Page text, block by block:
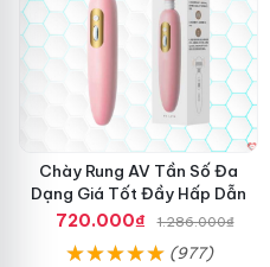
Chày Rung AV Tần Số Đa
Dạng Giá Tốt Đầy Hấp Dẫn
720.000₫
1.286.000₫
(977)